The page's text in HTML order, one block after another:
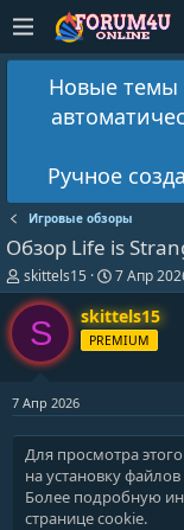
Новые темы
Ручное
Игровые обзоры
Обзор Life is
А
в
т
т
м
skittels15
Д
а
т
а
н
7 Апр
S skittels15
PREMIUM
7 Апр 2026
Для просмотра
на установку
Более подробную
странице cookie.